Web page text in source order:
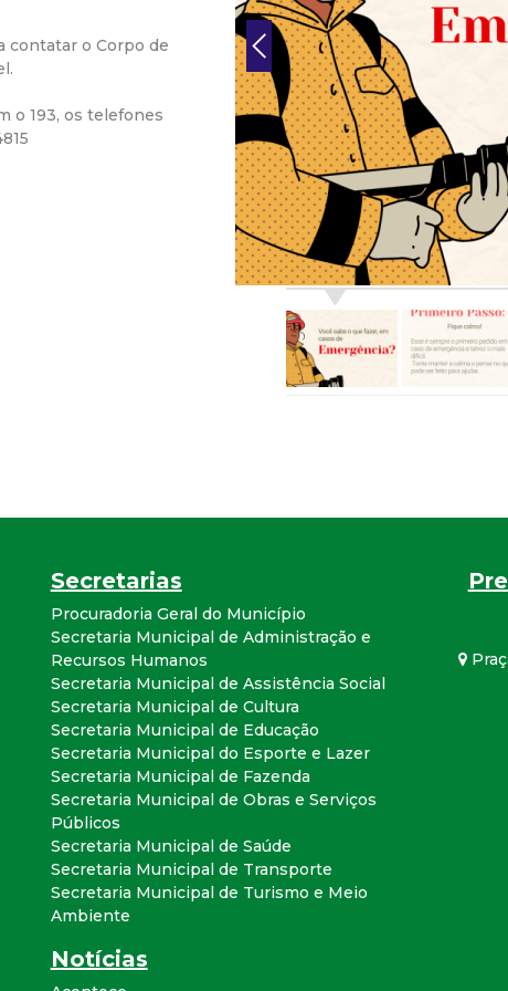
r
a
a
l
d
e
C
o
n
q
u
contatar o Corpo de
o 193, os telefones
Secretarias
Procuradoria Geral do Município
Secretaria Municipal de Administração e
Recursos Humanos
Secretaria Municipal de Assistência Social
Secretaria Municipal de Cultura
Secretaria Municipal de Educação
Secretaria Municipal do Esporte e Lazer
Secretaria Municipal de Fazenda
Secretaria Municipal de Obras e Serviços
Públicos
Secretaria Municipal de Saúde
Secretaria Municipal de Transporte
Secretaria Municipal de Turismo e Meio
Ambiente
Notícias